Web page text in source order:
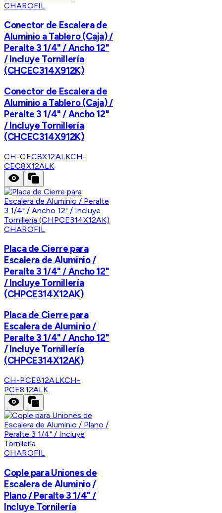
CHAROFIL
Conector de Escalera de
Aluminio a Tablero (Caja) /
Peralte 3 1/4" / Ancho 12"
/ Incluye Tornillería
(CHCEC314X912K)
Conector de Escalera de
Aluminio a Tablero (Caja) /
Peralte 3 1/4" / Ancho 12"
/ Incluye Tornillería
(CHCEC314X912K)
CH-CEC8X12ALKCH-
CEC8X12ALK
CHAROFIL
Placa de Cierre para
Escalera de Aluminio /
Peralte 3 1/4" / Ancho 12"
/ Incluye Tornillería
(CHPCE314X12AK)
Placa de Cierre para
Escalera de Aluminio /
Peralte 3 1/4" / Ancho 12"
/ Incluye Tornillería
(CHPCE314X12AK)
CH-PCE812ALKCH-
PCE812ALK
CHAROFIL
Cople para Uniones de
Escalera de Aluminio /
Plano / Peralte 3 1/4" /
Incluye Tornilería